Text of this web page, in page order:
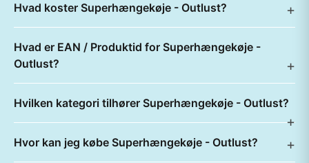
Hvad koster Superhængekøje - Outlust?
Hvad er EAN / Produktid for Superhængekøje -
Outlust?
Hvilken kategori tilhører Superhængekøje - Outlust?
Hvor kan jeg købe Superhængekøje - Outlust?